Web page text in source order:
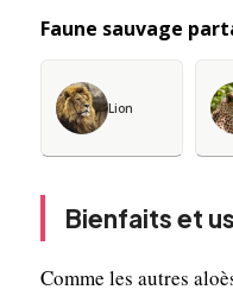
Faune sauvage
Lion
Bienfaits et
Comme les autres